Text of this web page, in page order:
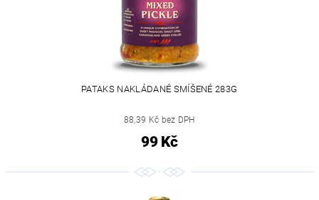
PATAKS NAKLÁDANÉ SMÍŠENÉ 283G
88,39 Kč bez DPH
99 Kč